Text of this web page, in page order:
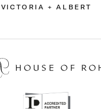
VICTORIA + ALBERT